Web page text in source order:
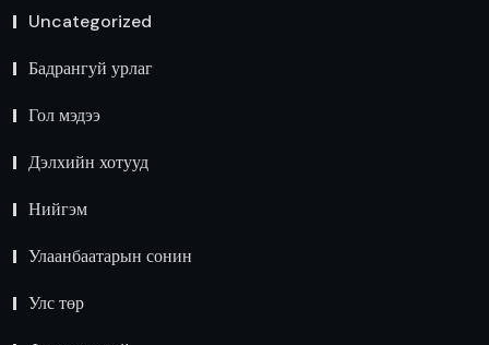
Uncategorized
Бадрангуй урлаг
Гол мэдээ
Дэлхийн хотууд
Нийгэм
Улаанбаатарын сонин
Улс төр